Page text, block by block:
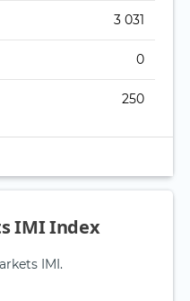
3 031
0
250
IMI Index
IMI.